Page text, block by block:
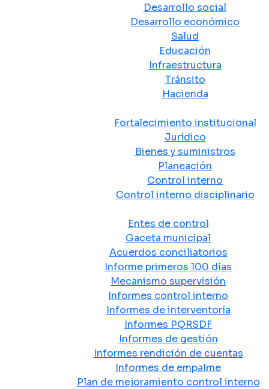
Desarrollo social
Desarrollo económico
Salud
Educación
Infraestructura
Tránsito
Hacienda
Fortalecimiento institucional
Jurídico
Bienes y suministros
Planeación
Control interno
Control interno disciplinario
Entes de control
Gaceta municipal
Acuerdos conciliatorios
Informe primeros 100 días
Mecanismo supervisión
Informes control interno
Informes de interventoría
Informes PQRSDF
Informes de gestión
Informes rendición de cuentas
Informes de empalme
Plan de mejoramiento control interno